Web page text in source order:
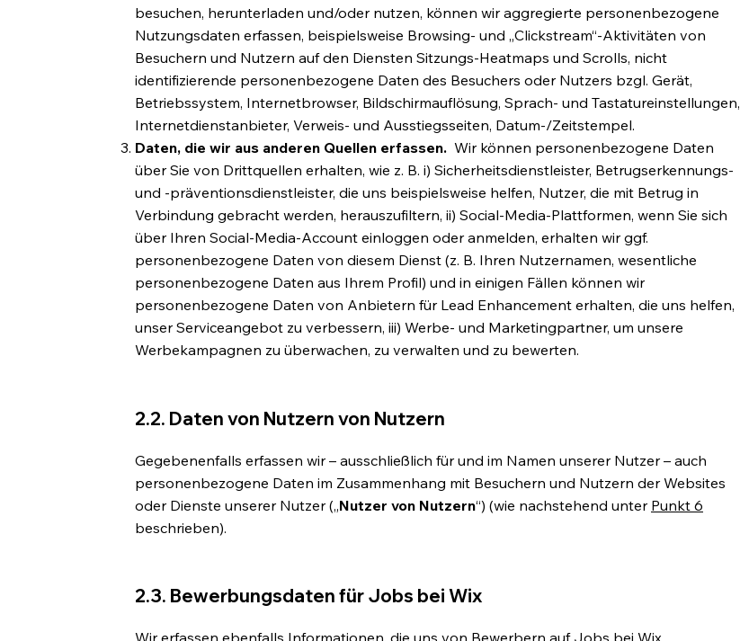
besuchen, herunterladen und/oder nutzen, können wir aggregierte personenbezogene
Nutzungsdaten erfassen, beispielsweise Browsing- und „Clickstream“-Aktivitäten von
Besuchern und Nutzern auf den Diensten Sitzungs-Heatmaps und Scrolls, nicht
identifizierende personenbezogene Daten des Besuchers oder Nutzers bzgl. Gerät,
Betriebssystem, Internetbrowser, Bildschirmauflösung, Sprach- und Tastatureinstellungen,
Internetdienstanbieter, Verweis- und Ausstiegsseiten, Datum-/Zeitstempel.
Daten, die wir aus anderen Quellen erfassen. Wir können personenbezogene Daten
über Sie von Drittquellen erhalten, wie z. B. i) Sicherheitsdienstleister, Betrugserkennungs-
und -präventionsdienstleister, die uns beispielsweise helfen, Nutzer, die mit Betrug in
Verbindung gebracht werden, herauszufiltern, ii) Social-Media-Plattformen, wenn Sie sich
über Ihren Social-Media-Account einloggen oder anmelden, erhalten wir ggf.
personenbezogene Daten von diesem Dienst (z. B. Ihren Nutzernamen, wesentliche
personenbezogene Daten aus Ihrem Profil) und in einigen Fällen können wir
personenbezogene Daten von Anbietern für Lead Enhancement erhalten, die uns helfen,
unser Serviceangebot zu verbessern, iii) Werbe- und Marketingpartner, um unsere
Werbekampagnen zu überwachen, zu verwalten und zu bewerten.
2.2. Daten von Nutzern von Nutzern
Gegebenenfalls erfassen wir – ausschließlich für und im Namen unserer Nutzer – auch
personenbezogene Daten im Zusammenhang mit Besuchern und Nutzern der Websites
oder Dienste unserer Nutzer („Nutzer von Nutzern“) (wie nachstehend unter Punkt 6
beschrieben).
2.3. Bewerbungsdaten für Jobs bei Wix
Wir erfassen ebenfalls Informationen, die uns von Bewerbern auf Jobs bei Wix